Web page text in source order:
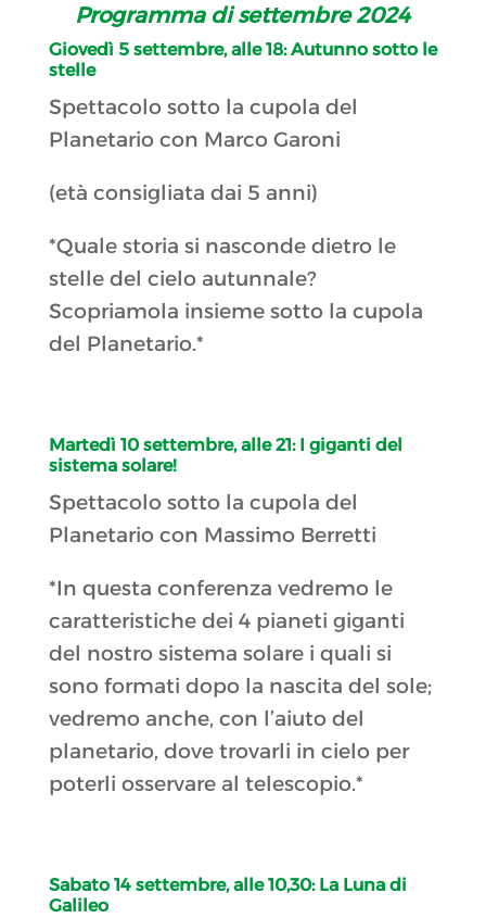
Programma di settembre 2024
Giovedì 5 settembre, alle 18:Autunno sotto le
stelle
Spettacolo sotto la cupola del
Planetario con Marco Garoni
(età consigliata dai 5 anni)
*Quale storia si nasconde dietro le
stelle del cielo autunnale?
Scopriamola insieme sotto la cupola
del Planetario.*
Martedì 10 settembre, alle 21: I giganti del
sistema solare!
Spettacolo sotto la cupola del
Planetario con Massimo Berretti
*In questa conferenza vedremo le
caratteristiche dei 4 pianeti giganti
del nostro sistema solare i quali si
sono formati dopo la nascita del sole;
vedremo anche, con l’aiuto del
planetario, dove trovarli in cielo per
poterli osservare al telescopio.*
Sabato 14 settembre, alle 10,30: La Luna di
Galileo